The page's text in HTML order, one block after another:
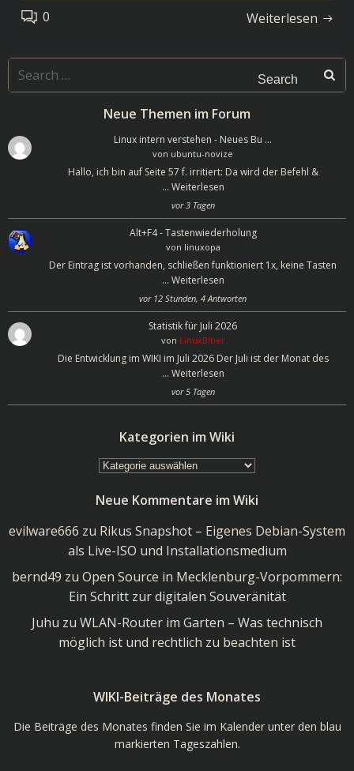
0 Weiterlesen
Search
for:
Neue Themen im Forum
Linux intern verstehen - Neues Bu …
von ubuntu-novize
Hallo, ich bin auf Seite 57 f. irritiert: Da wird der Befehl &
… Weiterlesen
vor 3 Tagen
Alt+F4 - Tastenwiederholung
von linuxopa
Der Eintrag ist vorhanden, schließen funktioniert 1x, keine Tasten
… Weiterlesen
vor 12 Stunden, 4 Antworten
Statistik für Juli 2026
von LinuxBiber
Die Entwicklung im WIKI im Juli 2026 Der Juli ist der Monat des
… Weiterlesen
vor 5 Tagen
Kategorien im Wiki
Kategorien
Wiki
Neue Kommentare im Wiki
evilware666 zu Rikus Snapshot – Eigenes Debian-System
als Live-ISO und Installationsmedium
bernd49 zu Open Source in Mecklenburg-Vorpommern:
Ein Schritt zur digitalen Souveränität
Juhu zu WLAN-Router im Garten – Was technisch
möglich ist und rechtlich zu beachten ist
WIKI-Beiträge des Monates
Die Beiträge des Monates finden Sie im Kalender unter den blau
markierten Tageszahlen.